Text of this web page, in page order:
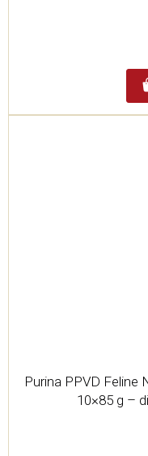
Purina PPVD Feline
10×85 g –